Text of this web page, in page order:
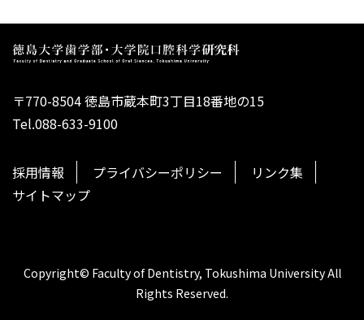
〒770-8504 徳島市蔵本町3丁目18番地の15
Tel.088-633-9100
採用情報 プライバシーポリシー
リンク集
サイトマップ
Copyright© Faculty of Dentistry, Tokushima University All
Rights Reserved.